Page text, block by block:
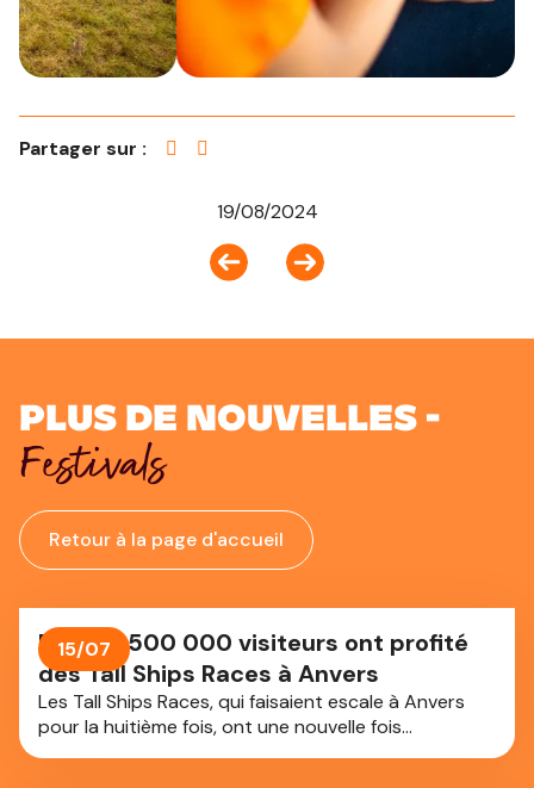
Partager sur :
19/08/2024
Plus de nouvelles -
Festivals
Retour à la page d'accueil
Plus de 500 000 visiteurs ont profité
des Tall Ships Races à Anvers
Les Tall Ships Races, qui faisaient escale à Anvers
pour la huitième fois, ont une nouvelle fois
transformé la ville en une immense fête populaire.
15/07